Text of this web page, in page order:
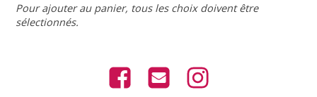
Pour ajouter au panier, tous les choix doivent être
sélectionnés.